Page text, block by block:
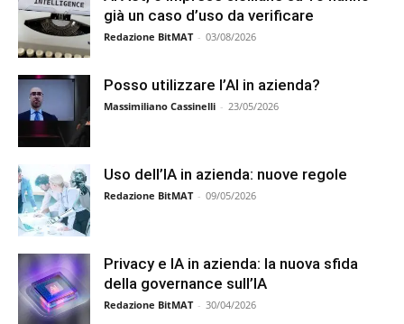
già un caso d’uso da verificare
Redazione BitMAT - 03/08/2026
Posso utilizzare l’AI in azienda?
Massimiliano Cassinelli - 23/05/2026
Uso dell’IA in azienda: nuove regole
Redazione BitMAT - 09/05/2026
Privacy e IA in azienda: la nuova sfida
della governance sull’IA
Redazione BitMAT - 30/04/2026